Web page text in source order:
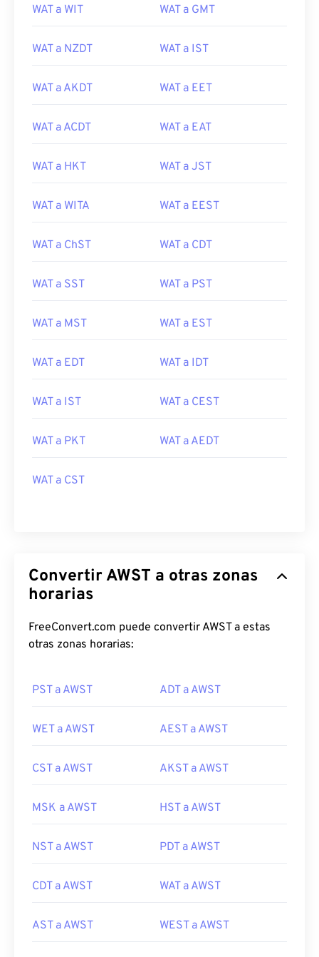
WAT a WIT WAT a GMT
WAT a NZDT WAT a IST
WAT a AKDT WAT a EET
WAT a ACDT WAT a EAT
WAT a HKT WAT a JST
WAT a WITA WAT a EEST
WAT a ChST WAT a CDT
WAT a SST WAT a PST
WAT a MST WAT a EST
WAT a EDT WAT a IDT
WAT a IST WAT a CEST
WAT a PKT WAT a AEDT
WAT a CST
Convertir AWST a otras zonas
horarias
FreeConvert.com puede convertir AWST a estas
otras zonas horarias:
PST a AWST ADT a AWST
WET a AWST AEST a AWST
CST a AWST AKST a AWST
MSK a AWST HST a AWST
NST a AWST PDT a AWST
CDT a AWST WAT a AWST
AST a AWST WEST a AWST